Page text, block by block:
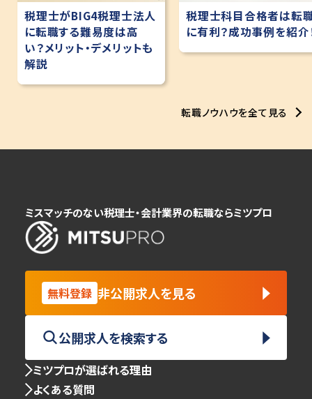
税理士がBIG4税理士法人
に転職する難易度は高
い？メリット・デメリットも
解説
税理士科目合格者は転
に有利？成功事例を紹介
転職ノウハウを全て見る
ミスマッチのない税理士・会計業界の転職ならミツプロ
無料登録 非公開求人を見る
公開求人を検索する
ミツプロが選ばれる理由
よくある質問